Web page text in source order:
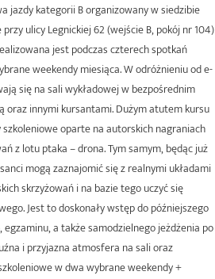
jazdy kategorii B organizowany w siedzibie
przy ulicy Legnickiej 62 (wejście B, pokój nr 104)
jest podczas czterech spotkań
weekendy miesiąca. W odróżnieniu od e-
się na sali wykładowej w bezpośrednim
oraz innymi kursantami.Dużym atutem kursu
oparte na autorskich nagraniach
z lotu ptaka – drona. Tym samym, będąc już
mogą zaznajomić się z realnymi układami
skrzyżowań i na bazie tego uczyć się
Jest to doskonały wstęp do późniejszego
a także samodzielnego jeżdżenia po
i przyjazna atmosfera na sali oraz
wdwawybraneweekendy+